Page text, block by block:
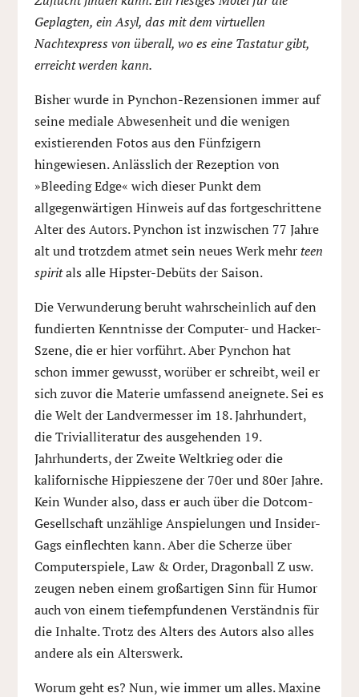
Geplagten, ein Asyl, das mit dem virtuellen
Nachtexpress von überall, wo es eine Tastatur gibt,
erreicht werden kann.
Bisher wurde in Pynchon-Rezensionen immer auf
seine mediale Abwesenheit und die wenigen
existierenden Fotos aus den Fünfzigern
hingewiesen. Anlässlich der Rezeption von
»Bleeding Edge« wich dieser Punkt dem
allgegenwärtigen Hinweis auf das fortgeschrittene
Alter des Autors. Pynchon ist inzwischen 77 Jahre
alt und trotzdem atmet sein neues Werk mehrteen
spiritals alle Hipster-Debüts der Saison.
Die Verwunderung beruht wahrscheinlich auf den
fundierten Kenntnisse der Computer- und Hacker-
Szene, die er hier vorführt. Aber Pynchon hat
schon immer gewusst, worüber er schreibt, weil er
sich zuvor die Materie umfassend aneignete. Sei es
die Welt der Landvermesser im 18. Jahrhundert,
die Trivialliteratur des ausgehenden 19.
Jahrhunderts, der Zweite Weltkrieg oder die
kalifornische Hippieszene der 70er und 80er Jahre.
Kein Wunder also, dass er auch über die Dotcom-
Gesellschaft unzählige Anspielungen und Insider-
Gags einflechten kann. Aber die Scherze über
Computerspiele, Law & Order, Dragonball Z usw.
zeugen neben einem großartigen Sinn für Humor
auch von einem tiefempfundenen Verständnis für
die Inhalte. Trotz des Alters des Autors also alles
andere als ein Alterswerk.
Worum geht es? Nun, wie immer um alles. Maxine